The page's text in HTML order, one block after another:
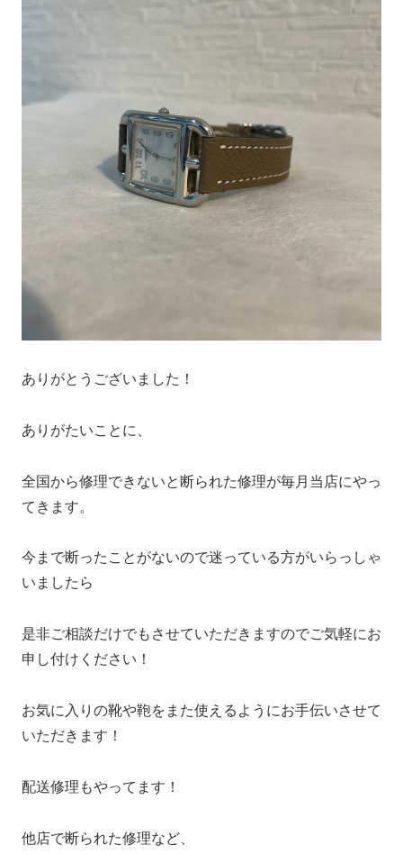
ありがとうございました！
ありがたいことに、
全国から修理できないと断られた修理が毎月当店にやっ
てきます。
今まで断ったことがないので迷っている方がいらっしゃ
いましたら
是非ご相談だけでもさせていただきますのでご気軽にお
申し付けください！
お気に入りの靴や鞄をまた使えるようにお手伝いさせて
いただきます！
配送修理もやってます！
他店で断られた修理など、